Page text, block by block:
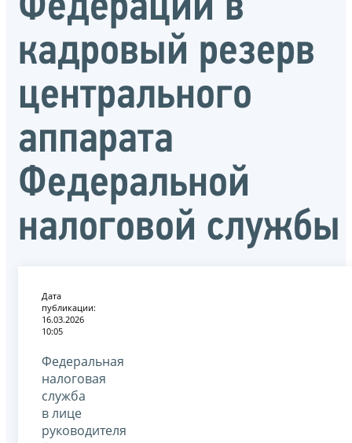
кадровый резерв
центрального
аппарата
Федеральной
налоговой службы
Дата
публикации:
16.03.2026
10:05
Федеральная
налоговая
служба
в лице
руководителя